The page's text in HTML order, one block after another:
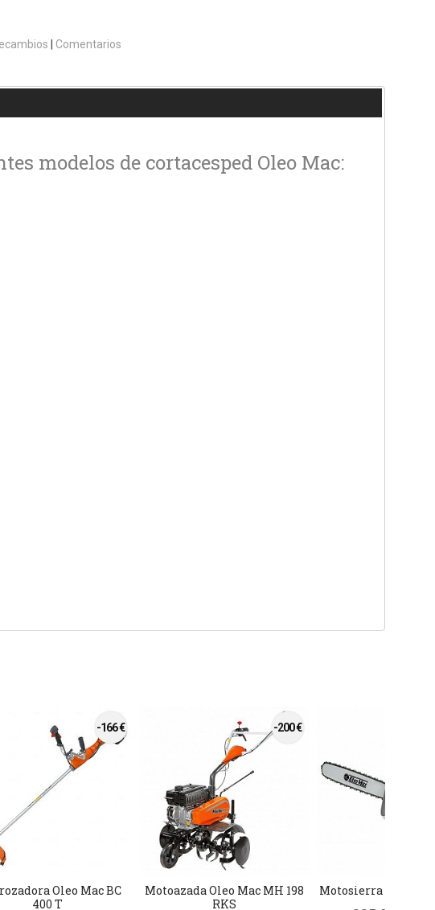
| Comentarios
modelos de cortacesped Oleo Mac:
-166 €
Oleo Mac BC
400 T
-200 €
Motoazada Oleo Mac MH 198
RKS
Motosierra Oleo Mac